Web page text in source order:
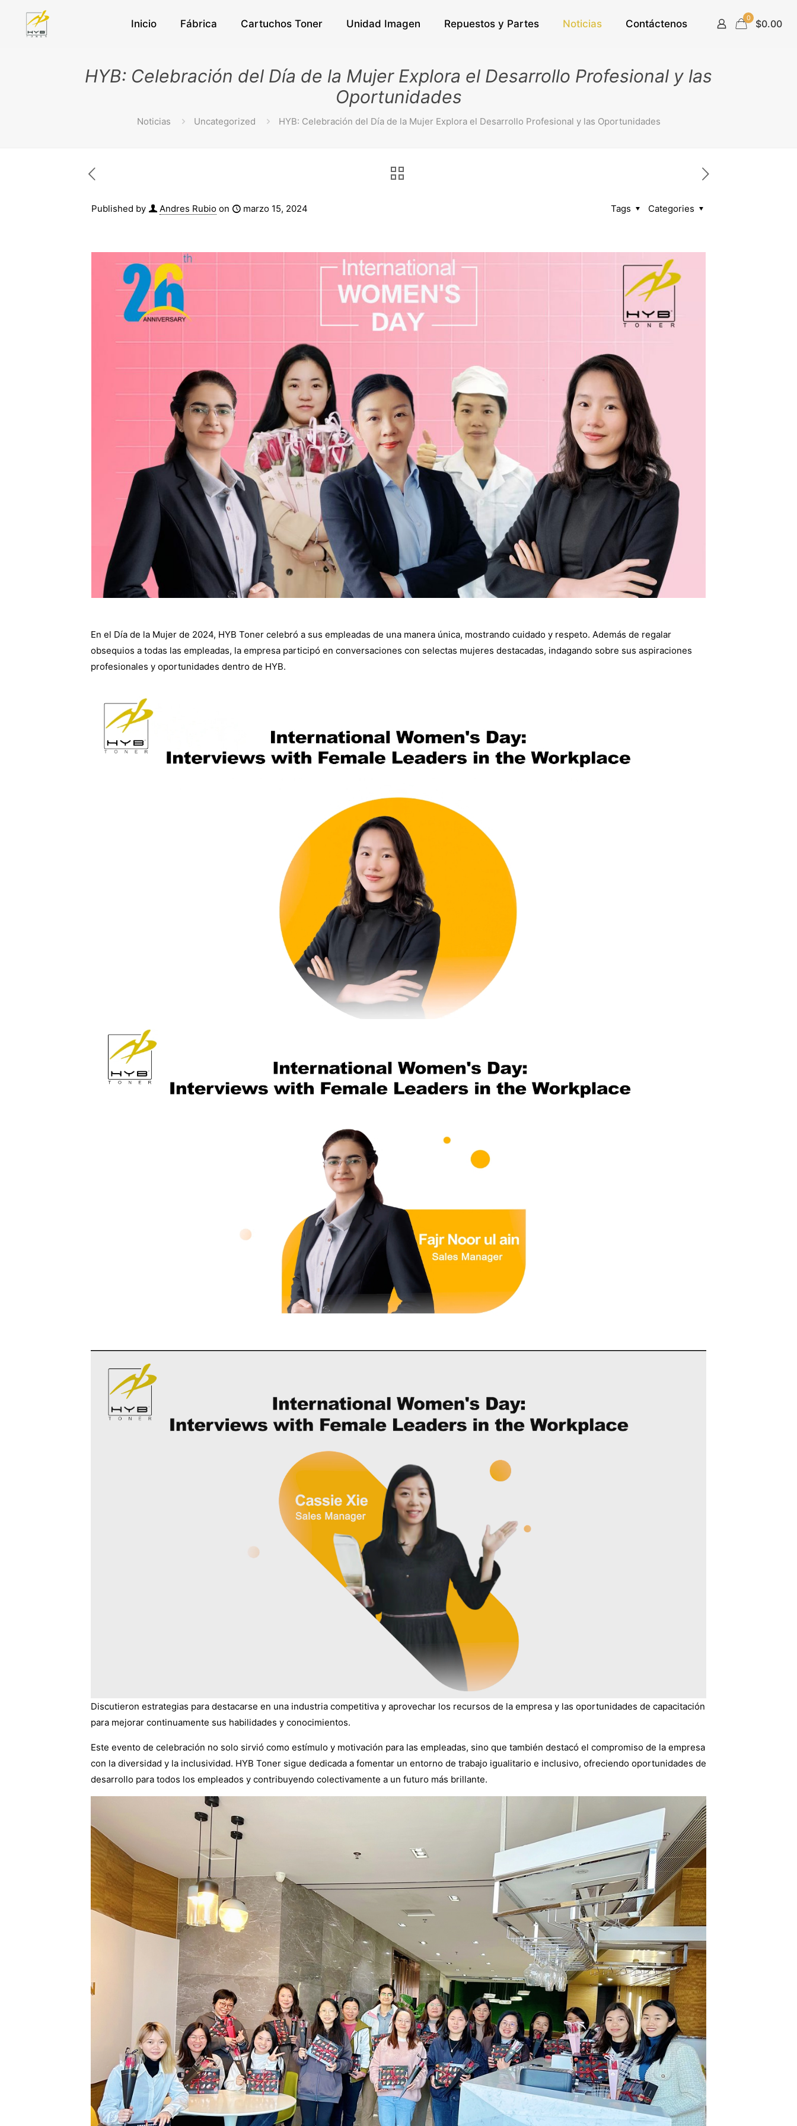
Inicio Fábrica Cartuchos Toner Unidad Imagen Repuestos y Partes Noticias Contáctenos 0 $0.00
HYB: Celebración del Día de la Mujer Explora el Desarrollo Profesional y las
Oportunidades
Noticias Uncategorized HYB: Celebración del Día de la Mujer Explora el Desarrollo Profesional y las Oportunidades
Published by Andres Rubio on marzo 15, 2024 Categories
Tags
En el Día de la Mujer de 2024, HYB Toner celebró a sus empleadas de una manera única, mostrando cuidado y respeto. Además de regalar
obsequios a todas las empleadas, la empresa participó en conversaciones con selectas mujeres destacadas, indagando sobre sus aspiraciones
profesionales y oportunidades dentro de HYB.
Discutieron estrategias para destacarse en una industria competitiva y aprovechar los recursos de la empresa y las oportunidades de capacitación
para mejorar continuamente sus habilidades y conocimientos.
Este evento de celebración no solo sirvió como estímulo y motivación para las empleadas, sino que también destacó el compromiso de la empresa
con la diversidad y la inclusividad. HYB Toner sigue dedicada a fomentar un entorno de trabajo igualitario e inclusivo, ofreciendo oportunidades de
desarrollo para todos los empleados y contribuyendo colectivamente a un futuro más brillante.